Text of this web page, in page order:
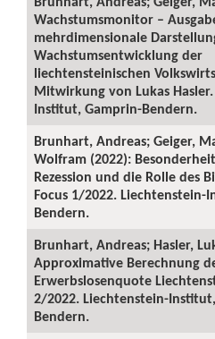
Wachstumsmonitor –
mehrdimensionale
Wachstumsentwicklung der
liechtensteinischen
Mitwirkung von Lukas
Institut, Gamprin-Bendern.
Brunhart, Andreas; Geiger,
Wolfram (2022):
Rezession und die Rolle des
Focus 1/2022. Liechtenstein-
Bendern.
Brunhart, Andreas; Hasler,
Approximative Berechnung
Erwerbslosenquote
2/2022. Liechtenstein-
Bendern.